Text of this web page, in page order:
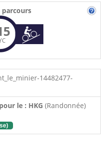
14482477-
le : HKG (Randonnée)